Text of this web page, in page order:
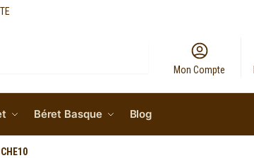
Mon Compte
Béret Basque Blog